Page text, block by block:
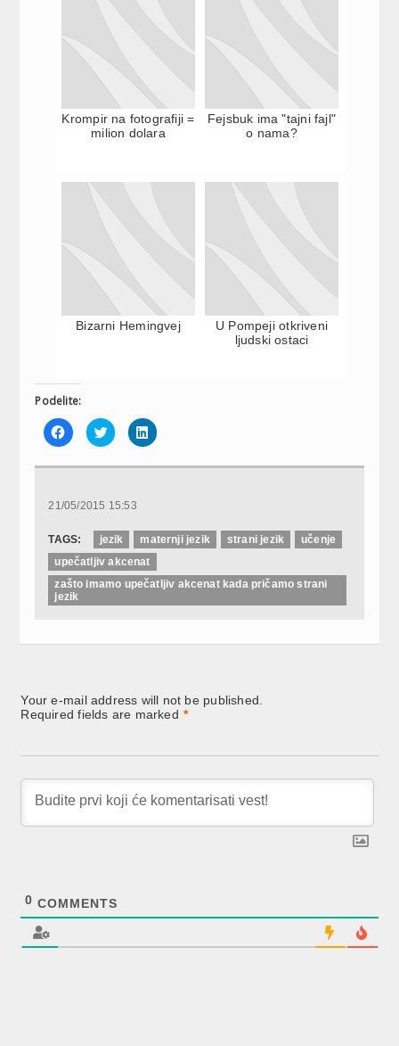
Krompir na fotografiji =
milion dolara
Fejsbuk ima "tajni fajl"
o nama?
Bizarni Hemingvej
U Pompeji otkriveni
ljudski ostaci
Podelite:
Click
to
share
Facebook
new
Click
to
share
Twitter
new
Click
to
LinkedIn
21/05/2015 15:53
TAGS: jezik maternji jezik strani jezik
učenje
upečatljiv akcenat
zašto imamo upečatljiv akcenat kada pričamo strani
jezik
Your e-mail address will not be published.
Required fields are marked *
0 COMMENTS